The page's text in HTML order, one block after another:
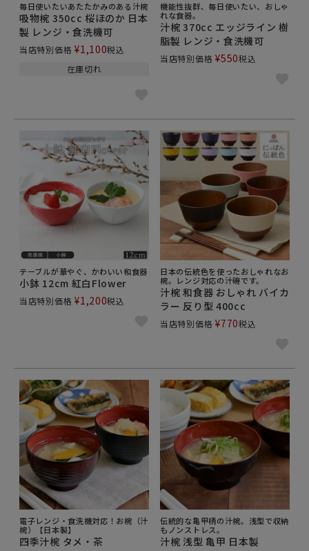
毎日使いたいあたたかみのある汁椀
吸物椀 350cc 桜ほのか 日本
製 レンジ・食洗機可
当店特別価格 ¥1,100税込
在庫切れ
機能性抜群、毎日使いたい、おしゃ
れな食器。
汁椀 370cc エッジライン 樹
脂製 レンジ・食洗機可
当店特別価格 ¥550税込
テーブルが華やぐ、かわいい和食器
小鉢 12cm 紅白Flower
当店特別価格 ¥1,200税込
日本の伝統色を使ったおしゃれなお
椀。レンジ対応の汁碗です。
汁椀 和食器 おしゃれ バイカ
ラー 反り型 400cc
当店特別価格 ¥770税込
電子レンジ・食洗機対応！お椀（汁
椀）【日本製】
四季汁椀 タメ・茶
伝統的な亀甲柄の汁椀。浅型で収納
もノンストレス。
汁椀 浅型 亀甲 日本製